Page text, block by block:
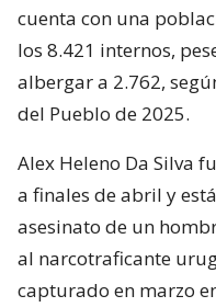
cuenta con una
los 8.421 internos,
albergar a 2.762,
del Pueblo de 2025.
Alex Heleno Da Silva
a finales de abril y
asesinato de un
al narcotraficante
capturado en marzo